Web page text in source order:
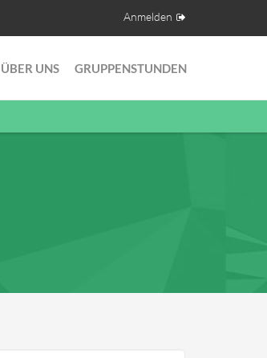
Anmelden
ÜBER UNS GRUPPENSTUNDEN